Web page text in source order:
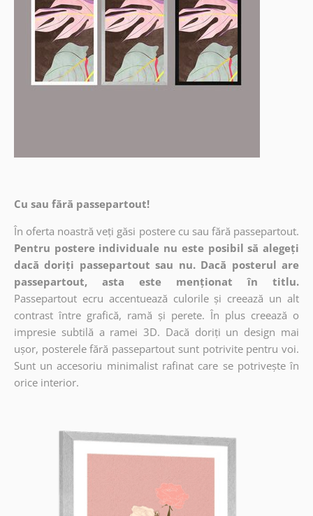
Cu sau fără passepartout!
În oferta noastră veți găsi postere cu sau fără passepartout.
Pentru postere individuale nu este posibil să alegeți
dacă doriți passepartout sau nu. Dacă posterul are
passepartout, asta este menționat în titlu.
Passepartout ecru accentuează culorile și creează un alt
contrast între grafică, ramă și perete. În plus creează o
impresie subtilă a ramei 3D. Dacă doriți un design mai
ușor, posterele fără passepartout sunt potrivite pentru voi.
Sunt un accesoriu minimalist rafinat care se potrivește în
orice interior.